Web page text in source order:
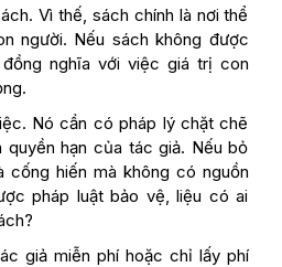
Vì thế, sách chính là nơi thể
người. Nếu sách không được
nghĩa với việc giá trị con
Nó cần có pháp lý chặt chẽ
hạn của tác giả. Nếu bỏ
hiến mà không có nguồn
pháp luật bảo vệ, liệu có ai
giả miễn phí hoặc chỉ lấy phí